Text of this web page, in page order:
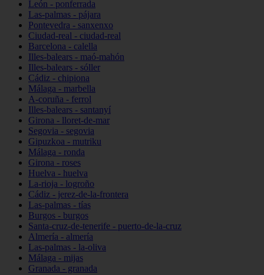
León - ponferrada
Las-palmas - pájara
Pontevedra - sanxenxo
Ciudad-real - ciudad-real
Barcelona - calella
Illes-balears - maó-mahón
Illes-balears - sóller
Cádiz - chipiona
Málaga - marbella
A-coruña - ferrol
Illes-balears - santanyí
Girona - lloret-de-mar
Segovia - segovia
Gipuzkoa - mutriku
Málaga - ronda
Girona - roses
Huelva - huelva
La-rioja - logroño
Cádiz - jerez-de-la-frontera
Las-palmas - tías
Burgos - burgos
Santa-cruz-de-tenerife - puerto-de-la-cruz
Almería - almería
Las-palmas - la-oliva
Málaga - mijas
Granada - granada